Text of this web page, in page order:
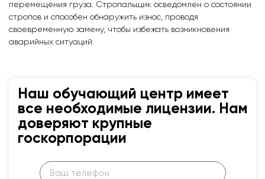
перемещения груза. Стропальщик осведомлен о состоянии
стропов и способен обнаружить износ, проводя
своевременную замену, чтобы избежать возникновения
аварийных ситуаций.
Наш обучающий центр имеет
все необходимые лицензии. Нам
доверяют крупные
госкорпорации